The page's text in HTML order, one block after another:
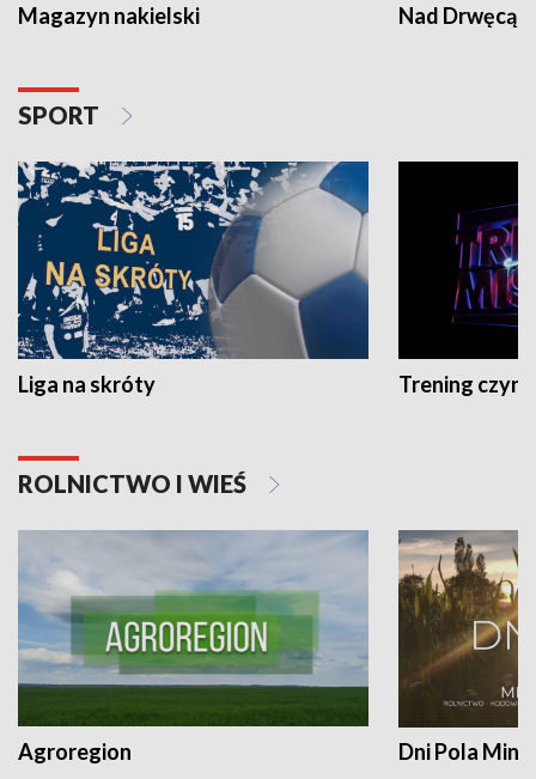
Magazyn nakielski Nad Drwęcą
SPORT
Liga na skróty Trening czyni
ROLNICTWO I WIEŚ
Agroregion Dni Pola